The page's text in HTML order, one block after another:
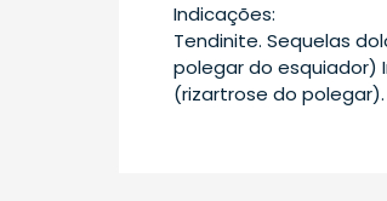
Indicações:
Tendinite. Sequelas
polegar do esquiador)
(rizartrose do polegar).